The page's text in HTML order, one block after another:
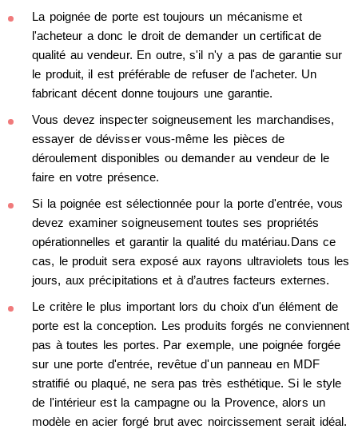
La poignée de porte est toujours un mécanisme et
l'acheteur a donc le droit de demander un certificat de
qualité au vendeur. En outre, s'il n'y a pas de garantie sur
le produit, il est préférable de refuser de l'acheter. Un
fabricant décent donne toujours une garantie.
Vous devez inspecter soigneusement les marchandises,
essayer de dévisser vous-même les pièces de
déroulement disponibles ou demander au vendeur de le
faire en votre présence.
Si la poignée est sélectionnée pour la porte d'entrée, vous
devez examiner soigneusement toutes ses propriétés
opérationnelles et garantir la qualité du matériau.Dans ce
cas, le produit sera exposé aux rayons ultraviolets tous les
jours, aux précipitations et à d’autres facteurs externes.
Le critère le plus important lors du choix d'un élément de
porte est la conception. Les produits forgés ne conviennent
pas à toutes les portes. Par exemple, une poignée forgée
sur une porte d'entrée, revêtue d'un panneau en MDF
stratifié ou plaqué, ne sera pas très esthétique. Si le style
de l'intérieur est la campagne ou la Provence, alors un
modèle en acier forgé brut avec noircissement serait idéal.